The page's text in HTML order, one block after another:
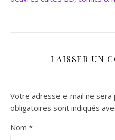
LAISSER UN
Votre adresse e-mail ne sera
obligatoires sont indiqués
Nom *